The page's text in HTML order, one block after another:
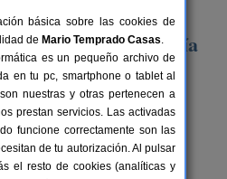
de Villanueva Mesía
8-14+2 pers.
para Turismo
básica sobre las cookies de
de Mario Temprado Casas.
es un pequeño archivo de
en tu pc, smartphone o tablet al
nuestras y otras pertenecen a
prestan servicios. Las activadas
funcione correctamente son las
de tu autorización. Al pulsar
el resto de cookies (analíticas y